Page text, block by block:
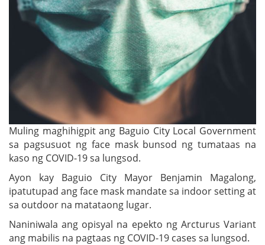
Muling maghihigpit ang Baguio City Local Government
sa pagsusuot ng face mask bunsod ng tumataas na
kaso ng COVID-19 sa lungsod.
Ayon kay Baguio City Mayor Benjamin Magalong,
ipatutupad ang face mask mandate sa indoor setting at
sa outdoor na matataong lugar.
Naniniwala ang opisyal na epekto ng Arcturus Variant
ang mabilis na pagtaas ng COVID-19 cases sa lungsod.